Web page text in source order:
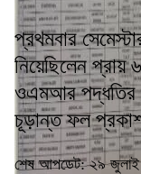
প্রথমবার
নিয়েছিলেন প্রায়
ওএমআর পদ্ধতির
চূড়ান্ত ফল প্রকাশ
শেষ আপডেট: ২৯